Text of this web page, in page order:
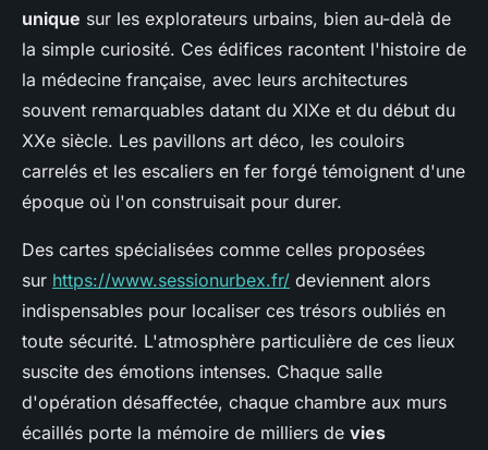
unique sur les explorateurs urbains, bien au-delà de
la simple curiosité. Ces édifices racontent l'histoire de
la médecine française, avec leurs architectures
souvent remarquables datant du XIXe et du début du
XXe siècle. Les pavillons art déco, les couloirs
carrelés et les escaliers en fer forgé témoignent d'une
époque où l'on construisait pour durer.
Des cartes spécialisées comme celles proposées
sur https://www.sessionurbex.fr/ deviennent alors
indispensables pour localiser ces trésors oubliés en
toute sécurité. L'atmosphère particulière de ces lieux
suscite des émotions intenses. Chaque salle
d'opération désaffectée, chaque chambre aux murs
écaillés porte la mémoire de milliers de vies